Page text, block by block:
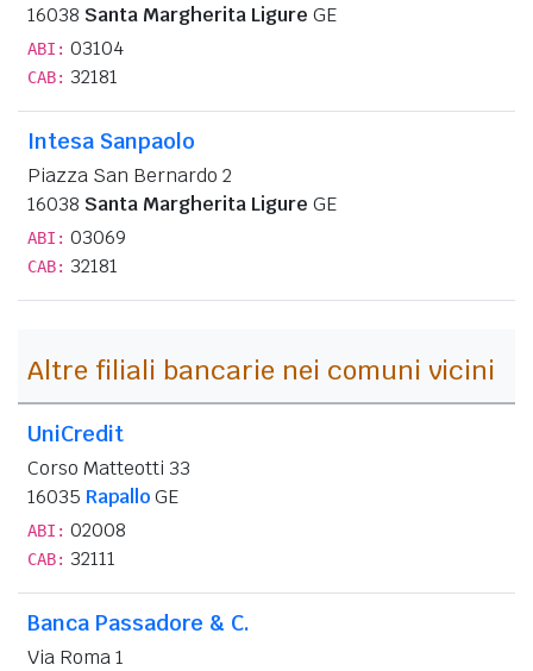
16038 Santa Margherita Ligure GE
ABI: 03104
CAB: 32181
Intesa Sanpaolo
Piazza San Bernardo 2
16038 Santa Margherita Ligure GE
ABI: 03069
CAB: 32181
Altre filiali bancarie nei comuni vicini
UniCredit
Corso Matteotti 33
16035 RapalloGE
ABI: 02008
CAB: 32111
Banca Passadore & C.
Via Roma 1